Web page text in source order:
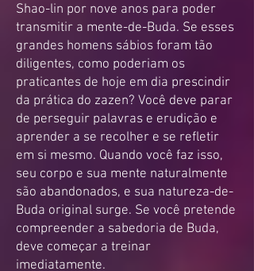
Shao-lin por nove anos para poder
transmitir a mente-de-Buda. Se esses
grandes homens sábios foram tão
diligentes, como poderiam os
praticantes de hoje em dia prescindir
da prática do zazen? Você deve parar
de perseguir palavras e erudição e
aprender a se recolher e se refletir
em si mesmo. Quando você faz isso,
seu corpo e sua mente naturalmente
são abandonados, e sua natureza-de-
Buda original surge. Se você pretende
compreender a sabedoria de Buda,
deve começar a treinar
imediatamente.